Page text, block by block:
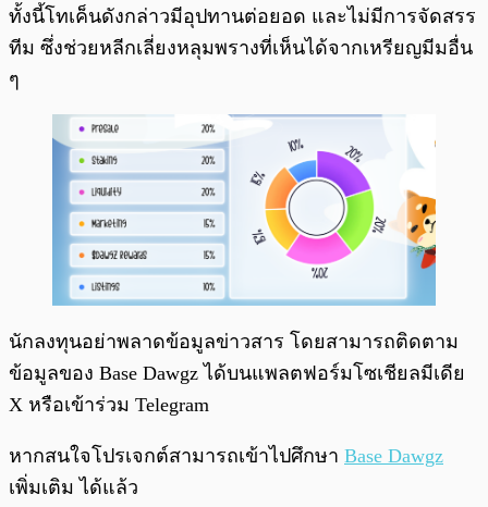
ทั้งนี้โทเค็นดังกล่าวมีอุปทานต่อยอด และไม่มีการจัดสรร
ทีม ซึ่งช่วยหลีกเลี่ยงหลุมพรางที่เห็นได้จากเหรียญมีมอื่น
ๆ
นักลงทุนอย่าพลาดข้อมูลข่าวสาร โดยสามารถติดตาม
ข้อมูลของ Base Dawgz ได้บนแพลตฟอร์มโซเชียลมีเดีย
X หรือเข้าร่วม Telegram
หากสนใจโปรเจกต์สามารถเข้าไปศึกษา Base Dawgz
เพิ่มเติม ได้แล้ว